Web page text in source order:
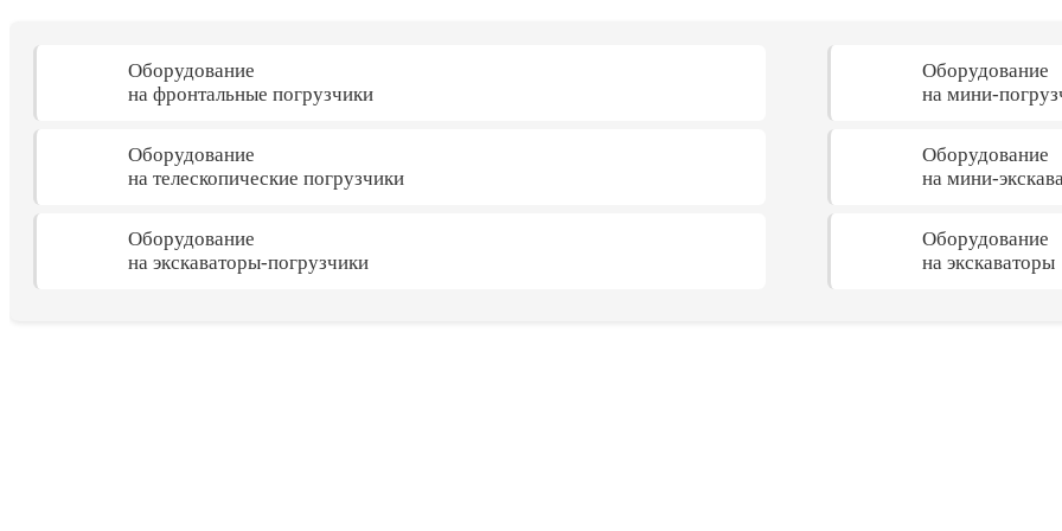
Оборудование
на фронтальные погрузчики
Оборудование
на телескопические погрузчики
Оборудование
на экскаваторы-погрузчики
Оборудование
на мини-
Оборудование
на мини-
Оборудование
на экскаваторы